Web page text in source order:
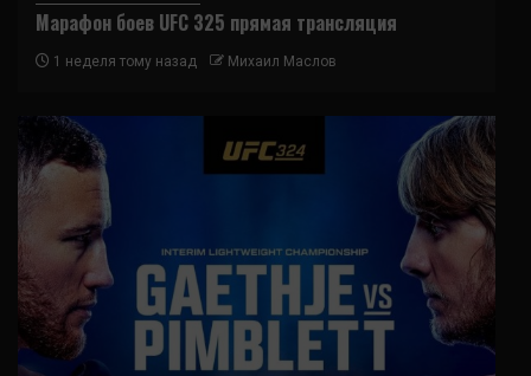
Марафон боев UFC 325 прямая трансляция
1 неделя тому назад Михаил Маслов